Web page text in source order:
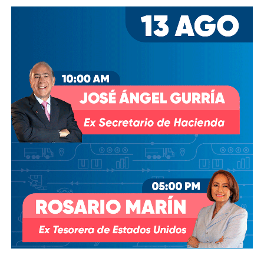
reconocemos como ‘alternativo’ o que tienen otro tipo de
estética que puede no ser tan comercial, pero entra en
Lee también
que desaparecerían en la UASLP?
ARTÍCULOS RELACIONADOS: DRAG JOTAS ROOM PAUL
SIGUIENTE
Desde febrero, estudiantes tendrán transporte
gratuito en SLP
NO TE PIERDAS
Casos de covid-19 en SLP van en aumento, hoy
fueron 1,501